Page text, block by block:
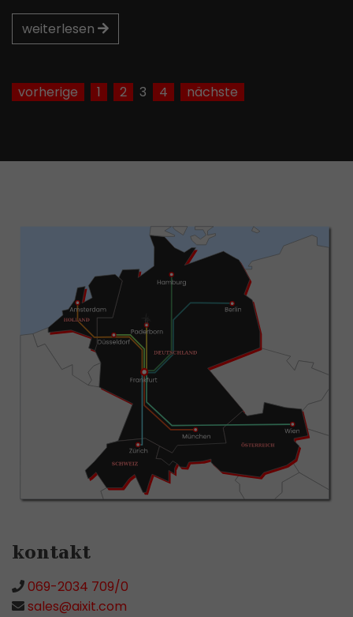
weiterlesen
vorherige 1 2 3 4 nächste
kontakt
069-2034 709/0
sales@aixit.com